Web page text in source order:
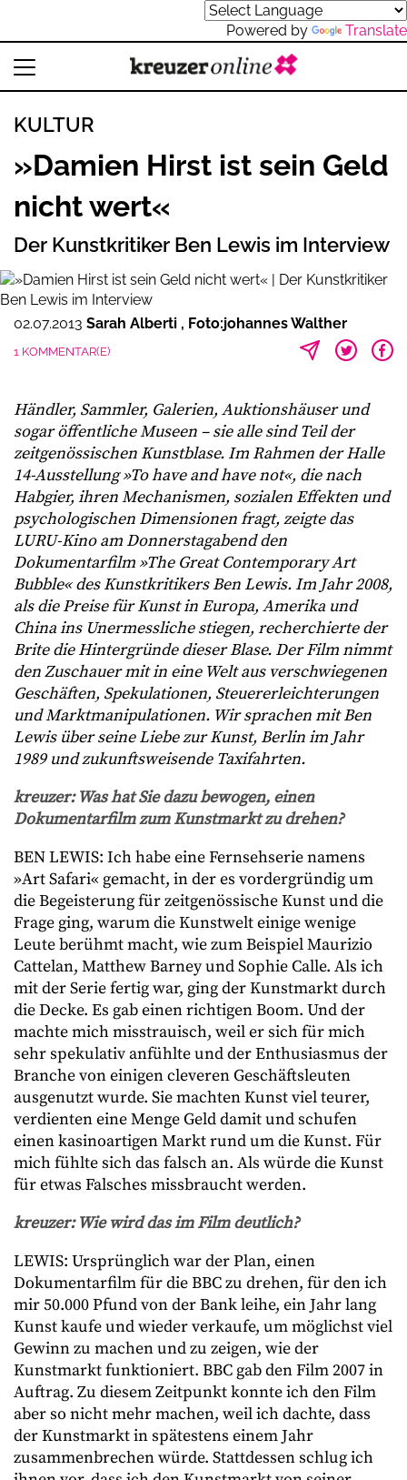
Powered by Translate
KULTUR
»Damien Hirst ist sein Geld
nicht wert«
Der Kunstkritiker Ben Lewis im Interview
02.07.2013 Sarah Alberti Foto:johannes Walther
1 KOMMENTAR(E)
Händler, Sammler, Galerien, Auktionshäuser und
sogar öffentliche Museen – sie alle sind Teil der
zeitgenössischen Kunstblase. Im Rahmen der Halle
14-Ausstellung »To have and have not«, die nach
Habgier, ihren Mechanismen, sozialen Effekten und
psychologischen Dimensionen fragt, zeigte das
LURU-Kino am Donnerstagabend den
Dokumentarfilm »The Great Contemporary Art
Bubble« des Kunstkritikers Ben Lewis. Im Jahr 2008,
als die Preise für Kunst in Europa, Amerika und
China ins Unermessliche stiegen, recherchierte der
Brite die Hintergründe dieser Blase. Der Film nimmt
den Zuschauer mit in eine Welt aus verschwiegenen
Geschäften, Spekulationen, Steuererleichterungen
und Marktmanipulationen. Wir sprachen mit Ben
Lewis über seine Liebe zur Kunst, Berlin im Jahr
1989 und zukunftsweisende Taxifahrten.
kreuzer: Was hat Sie dazu bewogen, einen
Dokumentarfilm zum Kunstmarkt zu drehen?
BEN LEWIS: Ich habe eine Fernsehserie namens
»Art Safari« gemacht, in der es vordergründig um
die Begeisterung für zeitgenössische Kunst und die
Frage ging, warum die Kunstwelt einige wenige
Leute berühmt macht, wie zum Beispiel Maurizio
Cattelan, Matthew Barney und Sophie Calle. Als ich
mit der Serie fertig war, ging der Kunstmarkt durch
die Decke. Es gab einen richtigen Boom. Und der
machte mich misstrauisch, weil er sich für mich
sehr spekulativ anfühlte und der Enthusiasmus der
Branche von einigen cleveren Geschäftsleuten
ausgenutzt wurde. Sie machten Kunst viel teurer,
verdienten eine Menge Geld damit und schufen
einen kasinoartigen Markt rund um die Kunst. Für
mich fühlte sich das falsch an. Als würde die Kunst
für etwas Falsches missbraucht werden.
kreuzer: Wie wird das im Film deutlich?
LEWIS: Ursprünglich war der Plan, einen
Dokumentarfilm für die BBC zu drehen, für den ich
mir 50.000 Pfund von der Bank leihe, ein Jahr lang
Kunst kaufe und wieder verkaufe, um möglichst viel
Gewinn zu machen und zu zeigen, wie der
Kunstmarkt funktioniert. BBC gab den Film 2007 in
Auftrag. Zu diesem Zeitpunkt konnte ich den Film
aber so nicht mehr machen, weil ich dachte, dass
der Kunstmarkt in spätestens einem Jahr
zusammenbrechen würde. Stattdessen schlug ich